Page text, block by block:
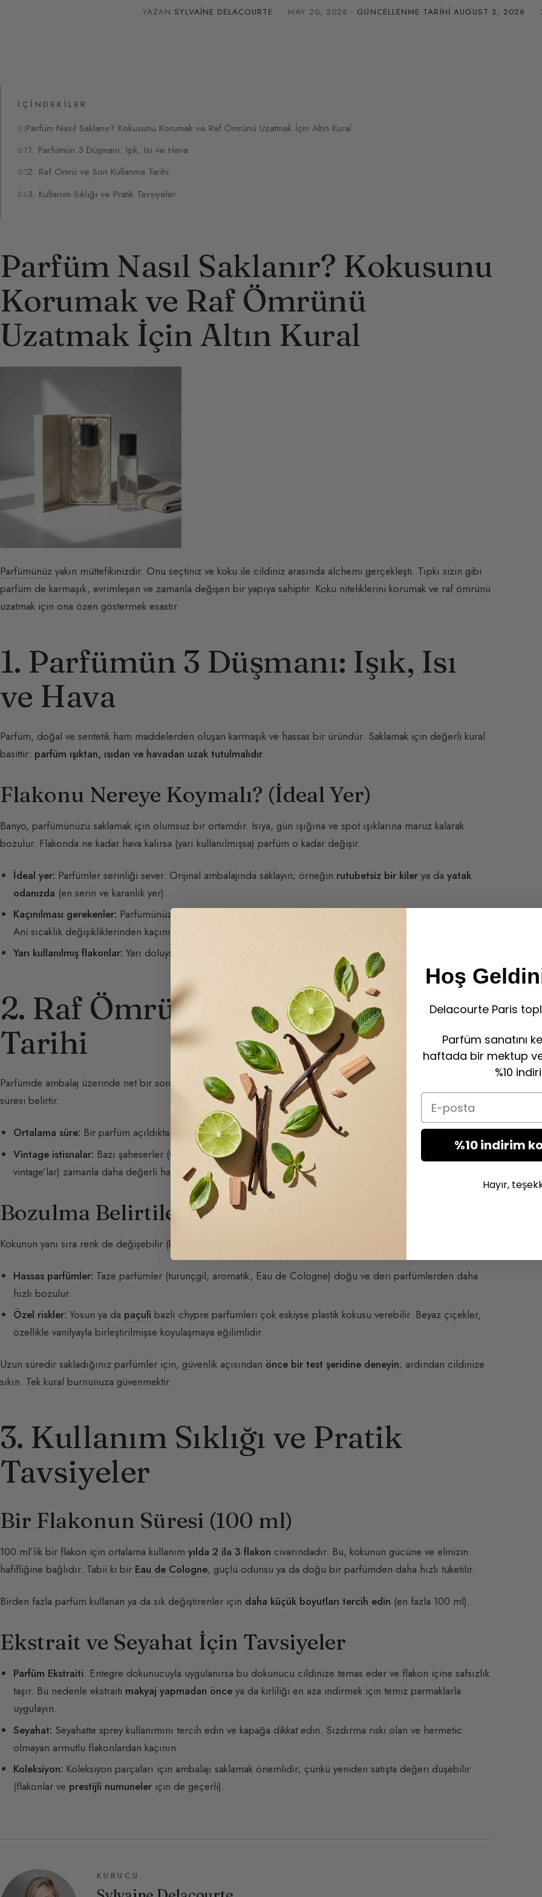
YAZAN SYLVAINE DELACOURTE ·MAY 20, 2026 · GÜNCELLENME TARIHI AUGUST 3, 2026 ·
İÇINDEKILER
Parfüm Nasıl Saklanır? Kokusunu Korumak ve Raf Ömrünü Uzatmak İçin Altın Kural
1. Parfümün 3 Düşmanı: Işık, Isı ve Hava
2. Raf Ömrü ve Son Kullanma Tarihi
3. Kullanım Sıklığı ve Pratik Tavsiyeler
Parfüm Nasıl Saklanır? Kokusunu
Korumak ve Raf Ömrünü
Uzatmak İçin Altın Kural
Parfümünüz yakın müttefikinizdir. Onu seçtiniz ve koku ile cildiniz arasında alchemi gerçekleşti. Tıpkı sizin gibi
parfüm de karmaşık, evrimleşen ve zamanla değişen bir yapıya sahiptir. Koku niteliklerini korumak ve raf ömrünü
uzatmak için ona özen göstermek esastır.
1. Parfümün 3 Düşmanı: Işık, Isı
ve Hava
Parfüm, doğal ve sentetik ham maddelerden oluşan karmaşık ve hassas bir üründür. Saklamak için değerli kural
basittir: parfüm ışıktan, ısıdan ve havadan uzak tutulmalıdır.
Flakonu Nereye Koymalı? (İdeal Yer)
Banyo, parfümünüzü saklamak için olumsuz bir ortamdır. Isıya, gün ışığına ve spot ışıklarına maruz kalarak
bozulur. Flakonda ne kadar hava kalırsa (yarı kullanılmışsa) parfüm o kadar değişir.
İdeal yer: Parfümler serinliği sever. Orijinal ambalajında saklayın; örneğin rutubetsiz bir kiler ya dayatak
odanızda (en serin ve karanlık yer).
Kaçınılması gerekenler: Parfümünüzü hiçbir zaman radyatör ya da başka bir ısı kaynağının yanına koymayın.
Ani sıcaklık değişikliklerinden kaçının.
Yarı kullanılmış flakonlar: Yarı doluysa, o yıl içinde kullanmaya çalışın.
2. Raf Ömrü ve Son Kullanma
Tarihi
Parfümde ambalaj üzerinde net bir son kullanma tarihi yoktur. Genel olarak yasal bilgi,
süresi belirtir.
Ortalama süre: Bir parfüm açıldıktan sonra 1 ila 2 yıl saklanabilir.
Vintage istisnalar: Bazı şaheserler (Guerlain’inShalimarya daL’Heure Bleue
vintage’lar) zamanla daha değerli hale gelebilir; ancak bu nadirdir.
Bozulma Belirtileri ve Hassas Maddeler
Kokunun yanı sıra renk de değişebilir (koyulaşabilir ya da sarıya dönebilir; aromalar tamamen kaybolmadan).
Hassas parfümler: Taze parfümler (turunçgil, aromatik, Eau de Cologne) doğu ve deri parfümlerden daha
hızlı bozulur.
Özel riskler: Yosun ya da paçuli bazlı chypre parfümleri çok eskiyse plastik kokusu verebilir. Beyaz çiçekler,
özellikle vanilyayla birleştirilmişse koyulaşmaya eğilimlidir.
Uzun süredir sakladığınız parfümler için, güvenlik açısından önce bir test şeridine deneyin; ardından cildinize
sıkın. Tek kural burnunuza güvenmektir.
3. Kullanım Sıklığı ve Pratik
Tavsiyeler
Bir Flakonun Süresi (100 ml)
100 ml’lik bir flakon için ortalama kullanım yılda 2 ila 3 flakon civarındadır. Bu, kokunun gücüne ve elinizin
hafifliğine bağlıdır. Tabii ki bir Eau de Cologne, güçlü odunsu ya da doğu bir parfümden daha hızlı tüketilir.
Birden fazla parfüm kullanan ya da sık değiştirenler için daha küçük boyutları tercih edin (en fazla 100 ml).
Ekstrait ve Seyahat İçin Tavsiyeler
Parfüm Ekstraiti: Entegre dokunucuyla uygulanırsa bu dokunucu cildinize temas eder ve flakon içine safsızlık
taşır. Bu nedenle ekstraiti makyaj yapmadan önce ya da kirliliği en aza indirmek için temiz parmaklarla
uygulayın.
Seyahat: Seyahatte sprey kullanımını tercih edin ve kapağa dikkat edin. Sızdırma riski olan ve hermetic
olmayan armutlu flakonlardan kaçının.
Koleksiyon: Koleksiyon parçaları için ambalajı saklamak önemlidir; çünkü yeniden satışta değeri düşebilir
(flakonlar ve prestijli numuneler için de geçerli).
KURUCU
Hoş
Delacourte Paris
Parfüm sanatını
haftada bir mektup
%10
Email
%10 indirim
Hayır,